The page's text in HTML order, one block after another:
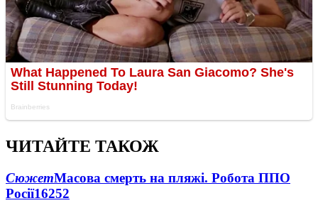
ЧИТАЙТЕ ТАКОЖ
СюжетМасова смерть на пляжі. Робота ППО
Росії16252